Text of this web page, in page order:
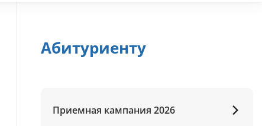
Абитуриенту
Приемная кампания 2026